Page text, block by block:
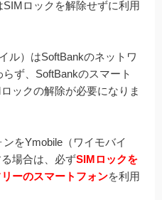
ロックを解除せずに利用
ル）はSoftBankのネットワ
ず、SoftBankのスマート
ックの解除が必要になりま
をYmobile（ワイモバイ
場合は、必ずSIMロックを
ーのスマートフォンを利用